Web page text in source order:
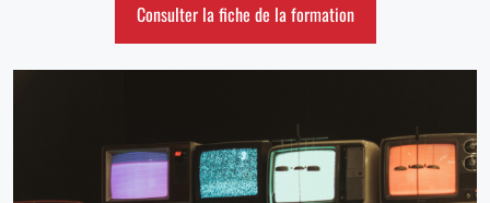
Consulter la fiche de la formation